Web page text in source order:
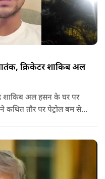
क्रिकेटर शाकिब अल
शाकिब अल हसन के घर पर
कथित तौर पर पेट्रोल बम से